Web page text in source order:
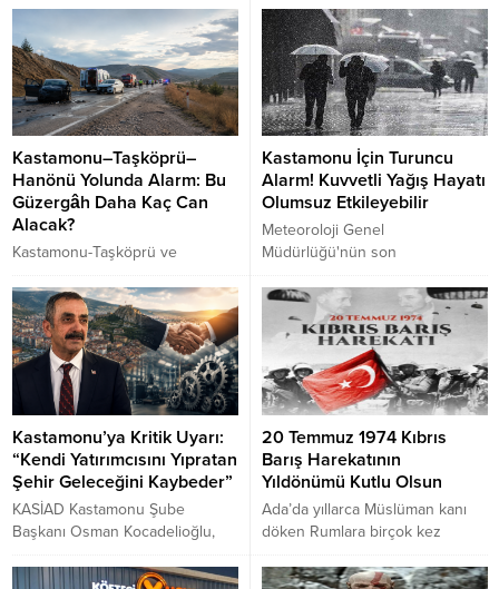
yalnızca mevcut ihtiyaçlara
değil.gelecekte oluşabilecek
beklentilere de odaklanmak
gerekir.
sağanak yağış, Devrekani
Çayı'nın taşmasına neden oldu.
Evler, iş yerleri ve araçlar sular
altında kalırken, Cide-Bartın kara
yolu ulaşıma kapandı. Bölgede
DSİ, AFAD ve Cide Belediyesi
ekipleri aralıksız çalışma
yürütüyor.
Kastamonu–Taşköprü–
Hanönü Yolunda Alarm: Bu
Güzergâh Daha Kaç Can
Alacak?
Kastamonu-Taşköprü ve
güzergâhlarında peş peşe
yaşanan ölümlü ve yaralanmalı
kazalar endişeyi büyütüyor.
Sürücüler gevşek mıcır,
kayganlaşan yol yüzeyi, dar
kesimler ve yetersiz uyarılara
dikkat çekerken, güzergâhın
kapsamlı bir trafik güvenliği
incelemesinden geçirilmesi
isteniyor.
Kastamonu İçin Turuncu
Alarm! Kuvvetli Yağış Hayatı
Olumsuz Etkileyebilir
Meteoroloji Genel
Müdürlüğü'nün son
Kastamonu'da çok kuvvetli
sağanak ve gök gürültülü
sağanak yağış bekleniyor.
Kastamonu Valiliği, turuncu
meteorolojik uyarı yayımlayarak
vatandaşları sel, su baskını ve
ulaşımda yaşanabilecek
olumsuzluklara karşı dikkatli
olmaya çağırdı.
Kastamonu’ya Kritik Uyarı:
“Kendi Yatırımcısını Yıpratan
Şehir Geleceğini Kaybeder”
KASİAD Kastamonu Şube
Başkanı Osman Kocadelioğlu,
iş insanlarıyla ilgili tartışmalara
20 Temmuz 1974 Kıbrıs
Barış Harekatının
Yıldönümü Kutlu Olsun
Ada’da yıllarca Müslüman kanı
döken Rumlara birçok kez
dönemin hükümetleri muvaffak